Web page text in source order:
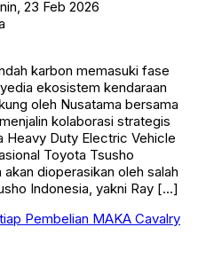
23 Feb 2026
karbon memasuki fase
ekosistem kendaraan
oleh Nusatama bersama
kolaborasi strategis
Heavy Duty Electric Vehicle
Toyota Tsusho
dioperasikan oleh salah
Indonesia, yakni Ray […]